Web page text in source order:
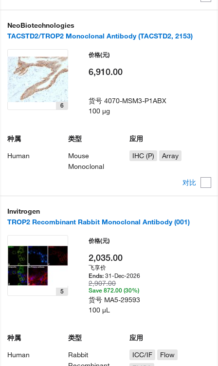
NeoBiotechnologies
TACSTD2/TROP2 Monoclonal Antibody (TACSTD2, 2153)
对比
6
种属
Human
类型
Mouse
Monoclonal
应用
IHC (P)
Array
价格(元)
6,910.00
货号4070-MSM3-P1ABX
100 µg
Invitrogen
TROP2 Recombinant Rabbit Monoclonal Antibody (001)
5
种属
Human
类型
Rabbit
应用
ICC/IF
Flow
价格(元)
2,035.00
飞享价
Ends:31-Dec-2026
2,907.00
Save 872.00 (30%)
货号 MA5-29593
100 µL